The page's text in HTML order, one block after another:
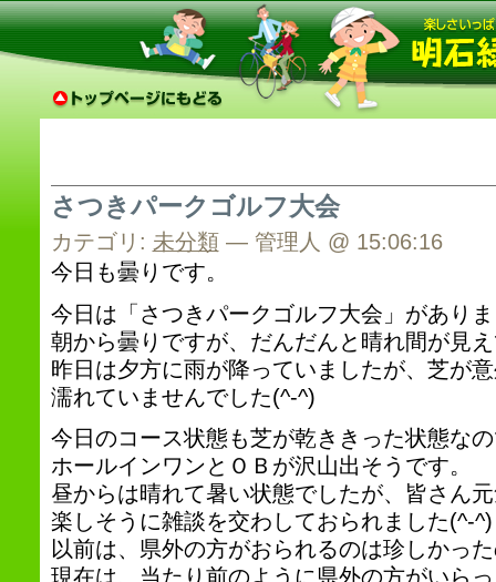
さつきパークゴルフ大会
カテゴリ: 未分類— 管理人 @ 15:06:16
今日も曇りです。
今日は「さつきパークゴルフ大会」があり
朝から曇りですが、だんだんと晴れ間が見
昨日は夕方に雨が降っていましたが、芝が
濡れていませんでした(^-^)
今日のコース状態も芝が乾ききった状態な
ホールインワンとＯＢが沢山出そうです。
昼からは晴れて暑い状態でしたが、皆さん
楽しそうに雑談を交わしておられました(^-^)
以前は、県外の方がおられるのは珍しかっ
現在は、当たり前のように県外の方がいら